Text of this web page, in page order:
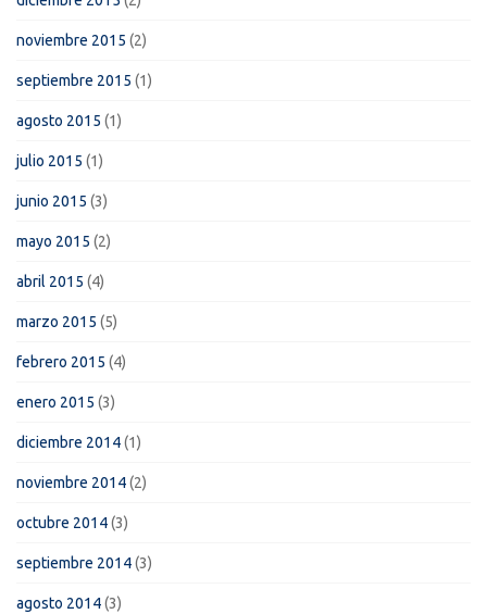
noviembre 2015 (2)
septiembre 2015 (1)
agosto 2015 (1)
julio 2015 (1)
junio 2015 (3)
mayo 2015 (2)
abril 2015 (4)
marzo 2015 (5)
febrero 2015 (4)
enero 2015 (3)
diciembre 2014(1)
noviembre 2014(2)
octubre 2014(3)
septiembre 2014(3)
agosto 2014(3)